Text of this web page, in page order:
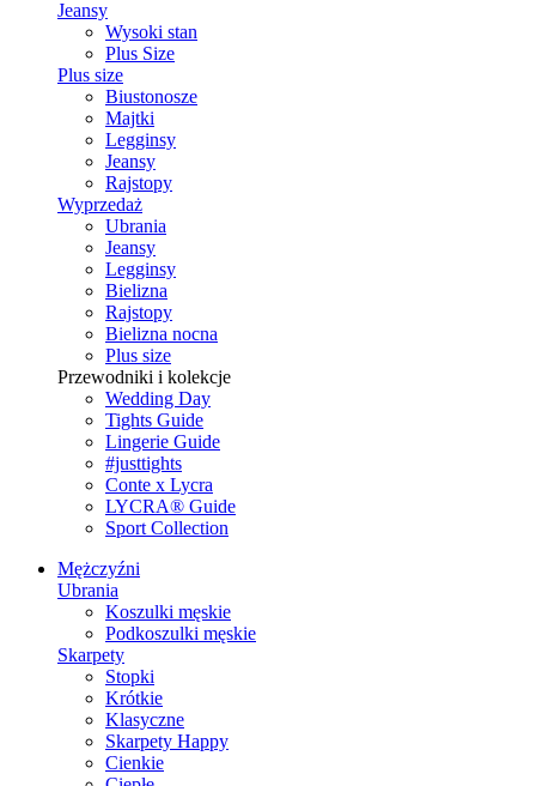
Jeansy
Wysoki stan
Plus Size
Plus size
Biustonosze
Majtki
Legginsy
Jeansy
Rajstopy
Wyprzedaż
Ubrania
Jeansy
Legginsy
Bielizna
Rajstopy
Bielizna nocna
Plus size
Przewodniki i kolekcje
Wedding Day
Tights Guide
Lingerie Guide
#justtights
Conte x Lycra
LYCRA® Guide
Sport Сollection
Mężczyźni
Ubrania
Koszulki męskie
Podkoszulki męskie
Skarpety
Stopki
Krótkie
Klasyczne
Skarpety Happy
Cienkie